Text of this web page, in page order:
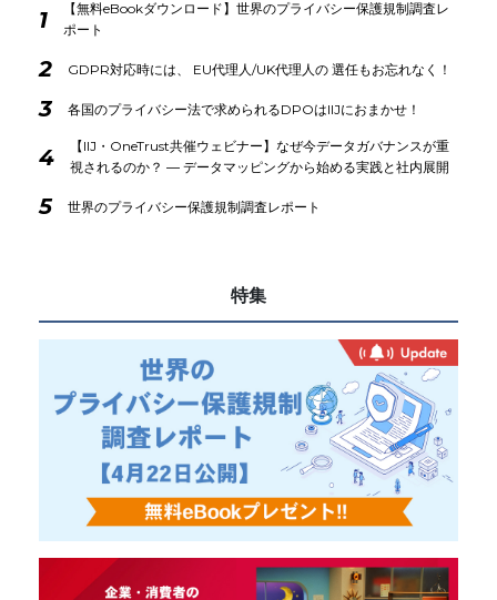
1
【無料eBookダウンロード】世界のプライバシー保護規制調査レ
ポート
2 GDPR対応時には、 EU代理人/UK代理人の 選任もお忘れなく！
3 各国のプライバシー法で求められるDPOはIIJにおまかせ！
4
【IIJ・OneTrust共催ウェビナー】なぜ今データガバナンスが重
視されるのか？ ― データマッピングから始める実践と社内展開
5 世界のプライバシー保護規制調査レポート
特集